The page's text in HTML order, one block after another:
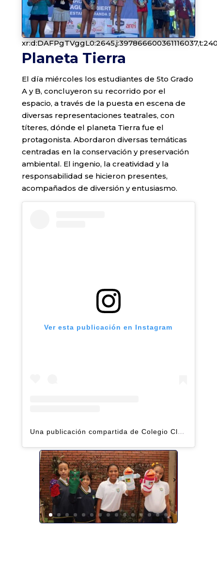
Planeta Tierra
El día miércoles los estudiantes de 5to Grado
A y B, concluyeron su recorrido por el
espacio, a través de la puesta en escena de
diversas representaciones teatrales, con
títeres, dónde el planeta Tierra fue el
protagonista. Abordaron diversas temáticas
centradas en la conservación y preservación
ambiental. El ingenio, la creatividad y la
responsabilidad se hicieron presentes,
acompañados de diversión y entusiasmo.
Ver esta publicación en Instagram
Una publicación compartida de Colegio Claret | Alto Hatillo (@clarethatillo)